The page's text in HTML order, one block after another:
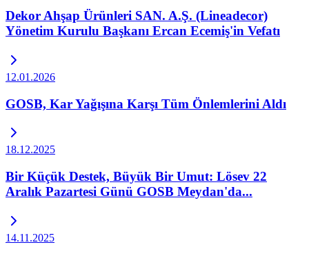
Dekor Ahşap Ürünleri SAN. A.Ş. (Lineadecor)
Yönetim Kurulu Başkanı Ercan Ecemiş'in Vefatı
12.01.2026
GOSB, Kar Yağışına Karşı Tüm Önlemlerini Aldı
18.12.2025
Bir Küçük Destek, Büyük Bir Umut: Lösev 22
Aralık Pazartesi Günü GOSB Meydan'da...
14.11.2025